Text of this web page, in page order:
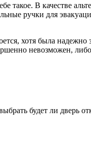
такое. В качестве
ручки для
хотя была надежно
невозможен,
будет ли дверь